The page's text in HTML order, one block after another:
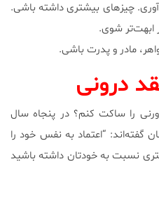
چیزهای بیشتری داشته باشی.
ابهت‌تر شوی.
مادر و پدرت باشی.
درونی
را ساکت کنم؟ در پنجاه سال
گفته‌اند: “اعتماد به نفس خود را
نسبت به خودتان داشته باشید